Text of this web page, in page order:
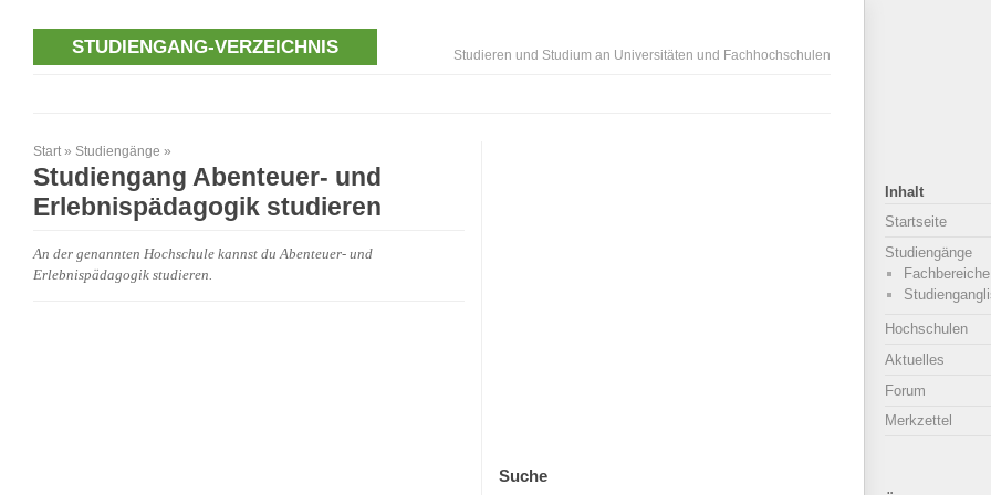
STUDIENGANG-VERZEICHNIS Studieren und Studium an Universitäten und Fachhochschulen
Start » Studiengänge »
Studiengang Abenteuer- und
Erlebnispädagogik studieren
An der genannten Hochschule kannst du Abenteuer- und
Erlebnispädagogik studieren.
Suche
Inhalt
Startseite
Studiengänge
Fachbereiche
Hochschulen
Aktuelles
Forum
Merkzettel